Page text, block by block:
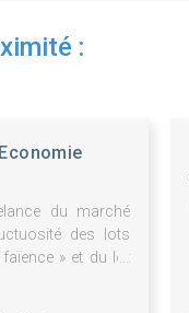
:
du marché
des lots
» et du lot